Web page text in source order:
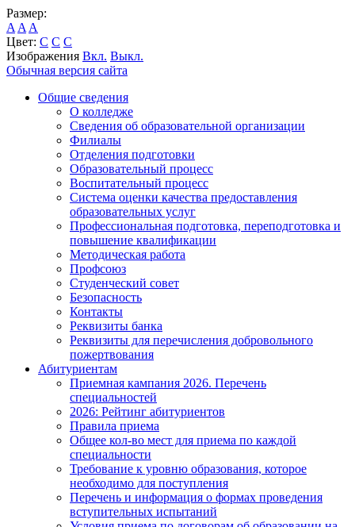
Размер:
A A A
Цвет: C C C
Изображения Вкл. Выкл.
Обычная версия сайта
Общие сведения
О колледже
Сведения об образовательной организации
Филиалы
Отделения подготовки
Образовательный процесс
Воспитательный процесс
Система оценки качества предоставления
образовательных услуг
Профессиональная подготовка, переподготовка и
повышение квалификации
Методическая работа
Профсоюз
Студенческий совет
Безопасность
Контакты
Реквизиты банка
Реквизиты для перечисления добровольного
пожертвования
Абитуриентам
Приемная кампания 2026. Перечень
специальностей
2026: Рейтинг абитуриентов
Правила приема
Общее кол-во мест для приема по каждой
специальности
Требование к уровню образования, которое
необходимо для поступления
Перечень и информация о формах проведения
вступительных испытаний